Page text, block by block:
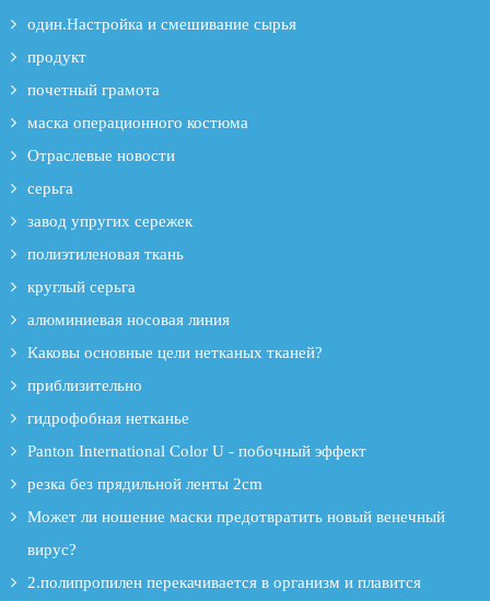
один.Настройка и смешивание сырья
продукт
почетный грамота
маска операционного костюма
Отраслевые новости
серьга
завод упругих сережек
полиэтиленовая ткань
круглый серьга
алюминиевая носовая линия
Каковы основные цели нетканых тканей?
приблизительно
гидрофобная нетканье
Panton International Color U - побочный эффект
резка без прядильной ленты 2cm
Может ли ношение маски предотвратить новый венечный
вирус?
2.полипропилен перекачивается в организм и плавится